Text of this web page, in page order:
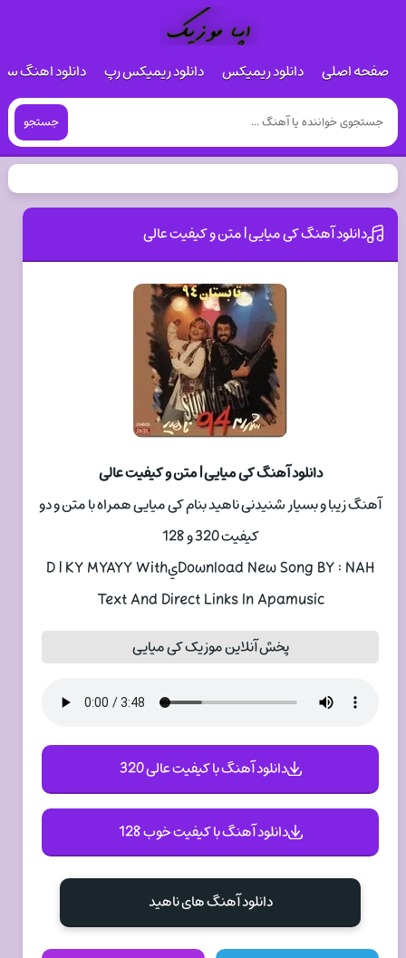
صفحه اصلی دانلود ریمیکس دانلود ریمیکس رپ دانلود اهنگ
جستجو
دانلود آهنگ کی میایی | متن و کیفیت عالی
دانلود آهنگ کی میایی | متن و کیفیت عالی
آهنگ زیبا و بسیار شنیدنی ناهيد بنام کی میایی همراه با متن و دو
کیفیت 320 و 128
Download New Song BY : NAHيD | KY MYAYY With
Text And Direct Links In Apamusic
پخش آنلاین موزیک کی میایی
دانلود آهنگ با کیفیت عالی 320
دانلود آهنگ با کیفیت خوب 128
دانلود آهنگ های ناهيد